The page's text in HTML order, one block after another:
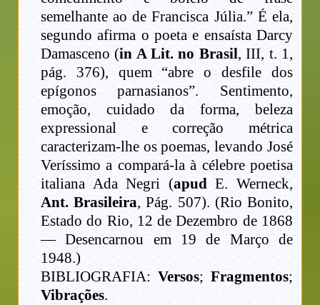
semelhante ao de Francisca Júlia.” É ela,
segundo afirma o poeta e ensaísta Darcy
Damasceno (in A Lit. no Brasil, III, t. 1,
pág. 376), quem “abre o desfile dos
epígonos parnasianos”. Sentimento,
emoção, cuidado da forma, beleza
expressional e correção métrica
caracterizam-lhe os poemas, levando José
Veríssimo a compará-la à célebre poetisa
italiana Ada Negri (apudE. Werneck,
Ant. Brasileira, Pág. 507). (Rio Bonito,
Estado do Rio, 12 de Dezembro de 1868
— Desencarnou em 19 de Março de
1948.)
BIBLIOGRAFIA: Versos; Fragmentos;
Vibrações.